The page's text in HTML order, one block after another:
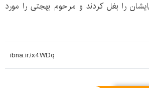
را بغل کردند و مرحوم بهجتی را مورد